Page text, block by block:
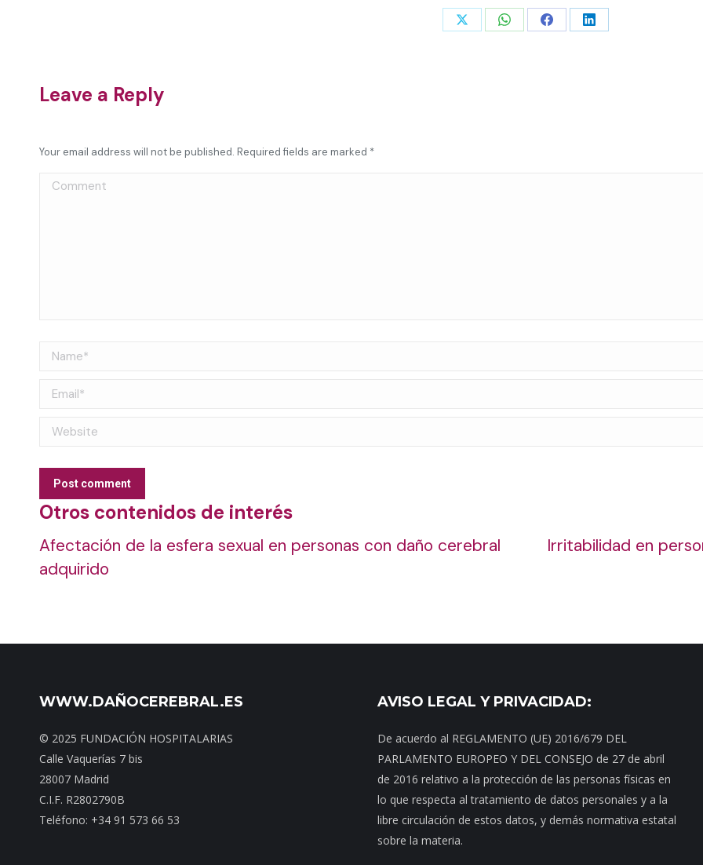
Share Share Share Share
Leave a Reply
Your email address will not be published. Required fields are marked *
Comment
Name *
Email *
Website
Post comment
Otros contenidos de interés
Afectación de la esfera sexual en personas con daño cerebral
adquirido
Irritabilidad en
WWW.DAÑOCEREBRAL.ES
© 2025 FUNDACIÓN HOSPITALARIAS
Calle Vaquerías 7 bis
28007 Madrid
C.I.F. R2802790B
Teléfono: +34 91 573 66 53
AVISO LEGAL Y PRIVACIDAD:
De acuerdo al REGLAMENTO (UE) 2016/679 DEL
PARLAMENTO EUROPEO Y DEL CONSEJO de 27 de abril
de 2016 relativo a la protección de las personas físicas en
lo que respecta al tratamiento de datos personales y a la
libre circulación de estos datos, y demás normativa estatal
sobre la materia.